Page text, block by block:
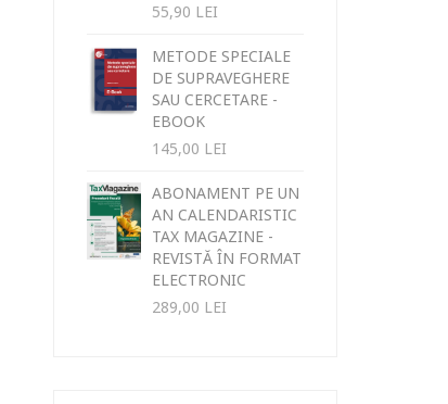
55,90 LEI
METODE SPECIALE
DE SUPRAVEGHERE
SAU CERCETARE -
EBOOK
145,00 LEI
ABONAMENT PE UN
AN CALENDARISTIC
TAX MAGAZINE -
REVISTĂ ÎN FORMAT
ELECTRONIC
289,00 LEI